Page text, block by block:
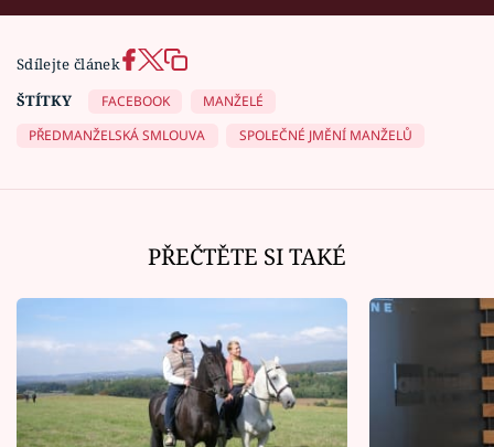
Sdílejte článek
ŠTÍTKY
FACEBOOK
MANŽELÉ
PŘEDMANŽELSKÁ SMLOUVA
SPOLEČNÉ JMĚNÍ MANŽELŮ
PŘEČTĚTE SI TAKÉ